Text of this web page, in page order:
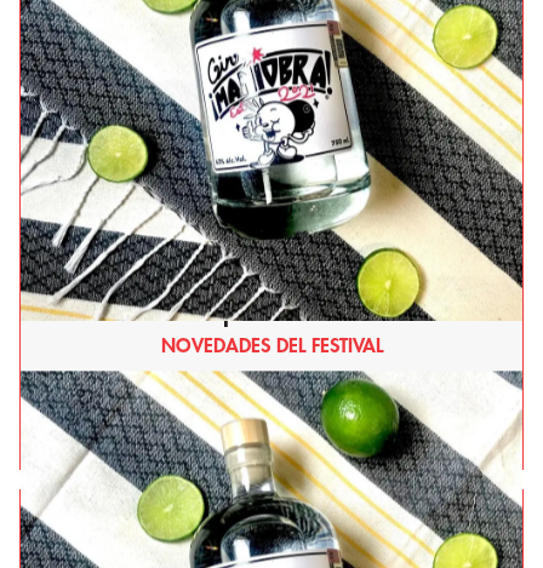
Stuffa: Pasión joven y maestría en la cocina
contemporánea italiana
NOVEDADES DEL FESTIVAL
Leer más